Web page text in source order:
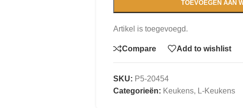
TOEVOEGEN AAN
Artikel is toegevoegd.
Compare Add to wishlist
SKU: P5-20454
Categorieën: Keukens, L-Keukens